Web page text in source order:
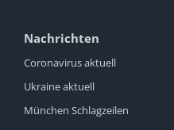
Nachrichten
Coronavirus aktuell
Ukraine aktuell
München Schlagzeilen